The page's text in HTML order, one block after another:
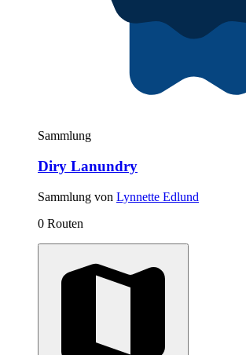
Sammlung
Diry Lanundry
Sammlung von Lynnette Edlund
0 Routen